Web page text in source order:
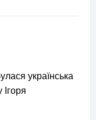
українська